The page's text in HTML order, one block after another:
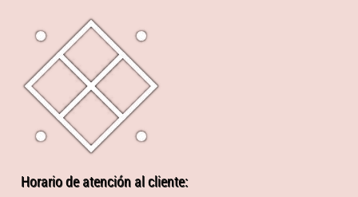
Horario de atención al cliente: